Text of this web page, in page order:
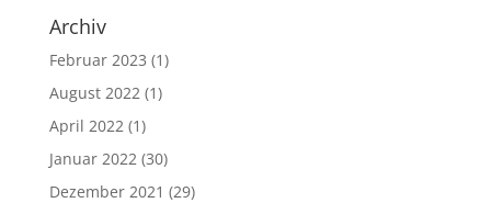
Archiv
Februar 2023 (1)
August 2022(1)
April 2022(1)
Januar 2022(30)
Dezember 2021 (29)